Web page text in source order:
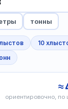
тонны
10
≈
ориентировочно, по